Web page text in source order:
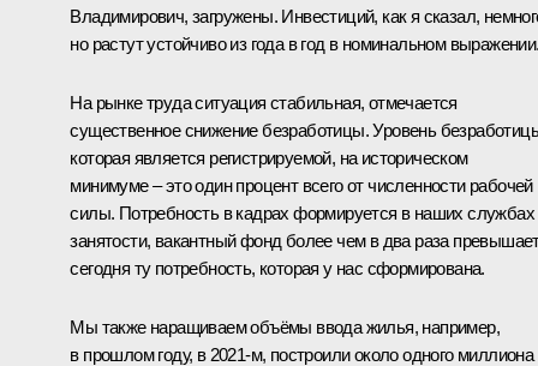
Владимирович, загружены. Инвестиций, как я сказал,
но растут устойчиво из года в год в номинальном
На рынке труда ситуация стабильная, отмечается
существенное снижение безработицы. Уровень
которая является регистрируемой, на историческом
минимуме – это один процент всего от численности рабочей
силы. Потребность в кадрах формируется в наших службах
занятости, вакантный фонд более чем в два раза
сегодня ту потребность, которая у нас сформирована.
Мы также наращиваем объёмы ввода жилья, например,
в прошлом году, в 2021-м, построили около одного миллиона